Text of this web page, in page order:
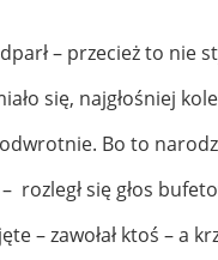
– przecież to nie
się, najgłośniej
Bo to
rozległ się głos
– zawołał ktoś – a